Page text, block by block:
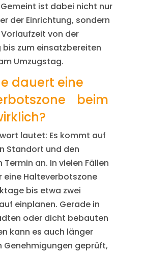
ist dabei nicht nur
der Einrichtung, sondern
von der
zum einsatzbereiten
Umzugstag.
dauert eine
beim
lautet: Es kommt auf
Standort und den
an. In vielen Fällen
eine Halteverbotszone
bis etwa zwei
einplanen. Gerade in
oder dicht bebauten
kann es auch länger
Genehmigungen geprüft,